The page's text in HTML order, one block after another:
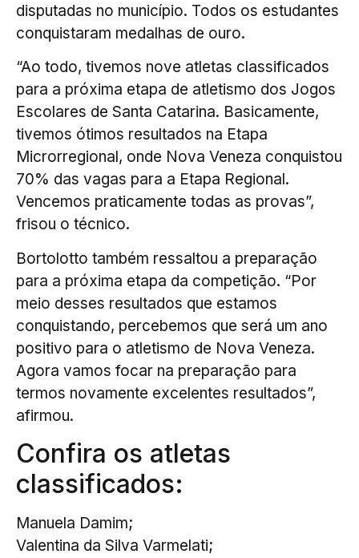
disputadas no município. Todos os estudantes
conquistaram medalhas de ouro.
“Ao todo, tivemos nove atletas classificados
para a próxima etapa de atletismo dos Jogos
Escolares de Santa Catarina. Basicamente,
tivemos ótimos resultados na Etapa
Microrregional, onde Nova Veneza conquistou
70% das vagas para a Etapa Regional.
Vencemos praticamente todas as provas”,
frisou o técnico.
Bortolotto também ressaltou a preparação
para a próxima etapa da competição. “Por
meio desses resultados que estamos
conquistando, percebemos que será um ano
positivo para o atletismo de Nova Veneza.
Agora vamos focar na preparação para
termos novamente excelentes resultados”,
afirmou.
Confira os atletas
classificados:
Manuela Damim;
Valentina da Silva Varmelati;